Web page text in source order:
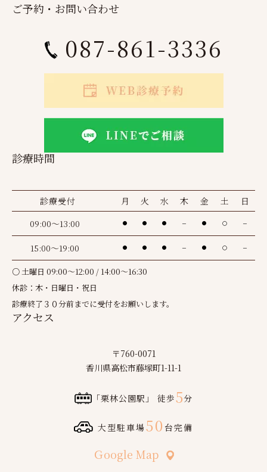
ご予約・お問い合わせ
087-861-3336
診療時間
診療受付 月 火 水 木 金 土
日
09:00～13:00
● ● ● － ● 〇 －
15:00～19:00 ● ● ● － ● 〇 －
○ 土曜日 09:00～12:00 / 14:00～16:30
休診：木・日曜日・祝日
診療終了３０分前までに受付をお願いします。
アクセス
〒760-0071
香川県高松市藤塚町1-11-1
「栗林公園駅」 徒歩5分
大型駐車場50 台完備
Ｇoogle Map